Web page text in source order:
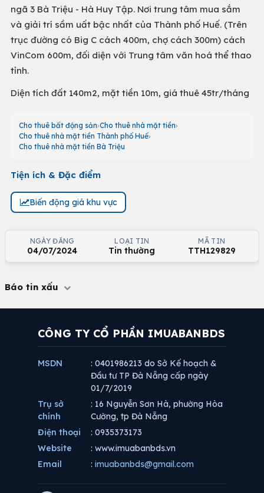
ngã 3 Bà Triệu - Hà Huy Tập. Nơi trung tâm mua sắm
và giải trí sầm uất bậc nhất của Thành phố Huế. (Trên
trục đường có Big C cách 400m, chợ cách 300m) cách
VinCom 600m, đối diện với Trung tâm văn hoá thể thao
tỉnh.
Diện tích đất 140m2, mặt tiền 10m, giá thuê 45tr/tháng
Cho thuê bất động sản Cho thuê nhà mặt tiền
Cho thuê nhà mặt tiền Thành phố Huế
Cho thuê nhà mặt tiền Bà Triệu
Tiện ích & Đặc điểm
Biến động giá khu vực
NGÀY ĐĂNG
04/07/2024
LOẠI TIN
Tin thường
MÃ TIN
TTH129829
Báo tin xấu
CÔNG TY CỔ PHẦN IMUABANBDS
MSDN
: 0401986213 do Sở Kế hoạch &
Đầu tư TP Đà Nẵng cấp ngày
01/7/2019
Trụ sở
chính
: 16 Nguyễn Sơn Hà, phường Hòa
Cường, tp Đà Nẵng
Điện thoại
: 0935373173
Website
: www.imuabanbds.vn
Email
: imuabanbds@gmail.com